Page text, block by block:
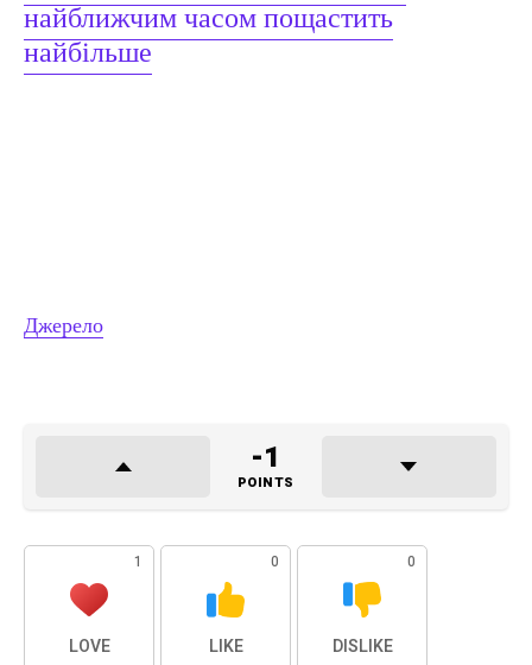
найближчим часом пощастить
найбільше
Джерело
-1
POINTS
1
LOVE
0
LIKE
0
DISLIKE